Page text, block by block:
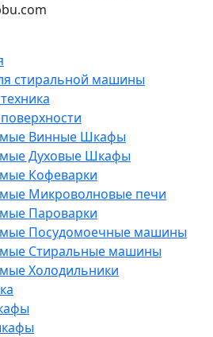
стиральной машины
Винные Шкафы
Духовые Шкафы
Кофеварки
Микроволновые печи
Пароварки
Посудомоечные машины
Стиральные машины
Холодильники